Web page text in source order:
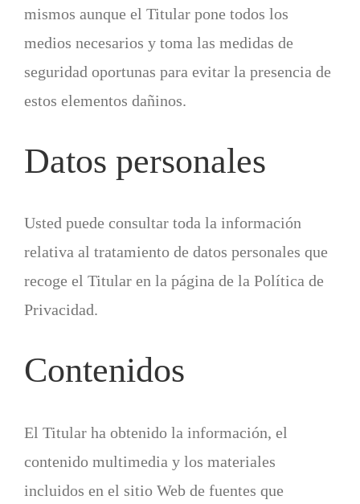
mismos aunque el Titular pone todos los
medios necesarios y toma las medidas de
seguridad oportunas para evitar la presencia de
estos elementos dañinos.
Datos personales
Usted puede consultar toda la información
relativa al tratamiento de datos personales que
recoge el Titular en la página de la Política de
Privacidad.
Contenidos
El Titular ha obtenido la información, el
contenido multimedia y los materiales
incluidos en el sitio Web de fuentes que